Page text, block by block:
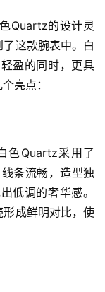
Quartz的设计灵
这款腕表中。白
盈的同时，更具
亮点：
色Quartz采用了
条流畅，造型独
低调的奢华感。
成鲜明对比，使